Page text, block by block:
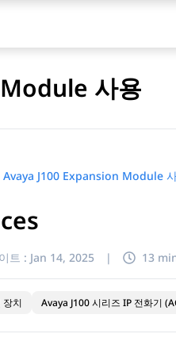
사용
Avaya J100 Expansion Module
트 : Jan 14, 2025 | 13
장치 Avaya J100 시리즈 IP 전화기